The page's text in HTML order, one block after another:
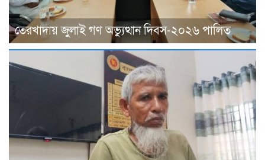
তেরখাদায় জুলাই গণ অভ্যুত্থান দিবস-২০২৬ পালিত